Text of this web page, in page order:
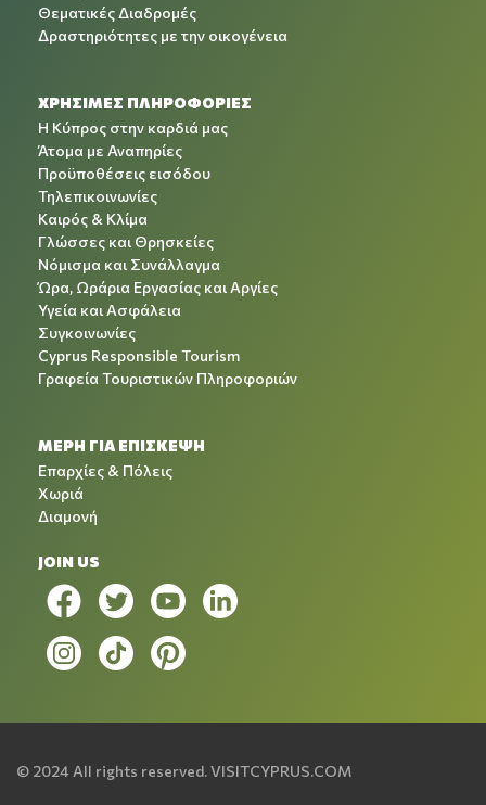
Θεματικές Διαδρομές
Δραστηριότητες με την οικογένεια
ΧΡΉΣΙΜΕΣ ΠΛΗΡΟΦΟΡΊΕΣ
Η Κύπρος στην καρδιά μας
Άτομα με Αναπηρίες
Προϋποθέσεις εισόδου
Τηλεπικοινωνίες
Καιρός & Κλίμα
Γλώσσες και Θρησκείες
Νόμισμα και Συνάλλαγμα
Ώρα, Ωράρια Εργασίας και Αργίες
Υγεία και Ασφάλεια
Συγκοινωνίες
Cyprus Responsible Tourism
Γραφεία Τουριστικών Πληροφοριών
ΜΕΡΗ ΓΙΑ ΕΠΙΣΚΕΨΗ
Επαρχίες & Πόλεις
Χωριά
Διαμονή
JOIN US
© 2024 All rights reserved.VISITCYPRUS.COM